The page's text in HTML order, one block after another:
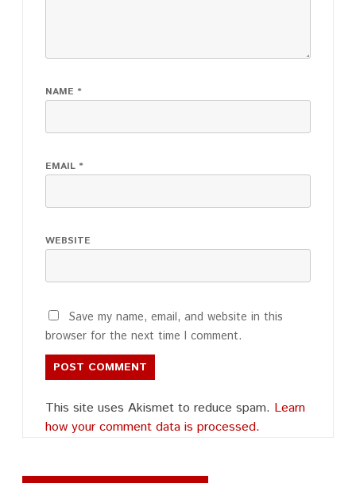
NAME *
EMAIL *
WEBSITE
Save my name, email, and website in this
browser for the next time I comment.
This site uses Akismet to reduce spam. Learn
how your comment data is processed.